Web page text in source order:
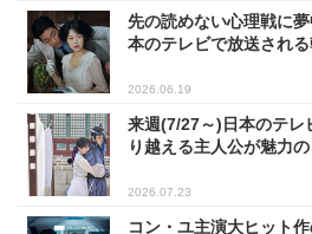
先の読めない心理戦に
本のテレビで放送され
2026.06.19
来週(7/27～)日本のテレ
り越える主人公が魅力
2026.07.23
コン・ユ主演大ヒット